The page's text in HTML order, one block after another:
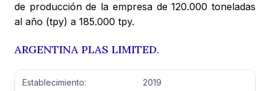
de producción de la empresa de 120.000 toneladas
al año (tpy) a 185.000 tpy.
ARGENTINA PLAS LIMITED.
Establecimiento: 2019